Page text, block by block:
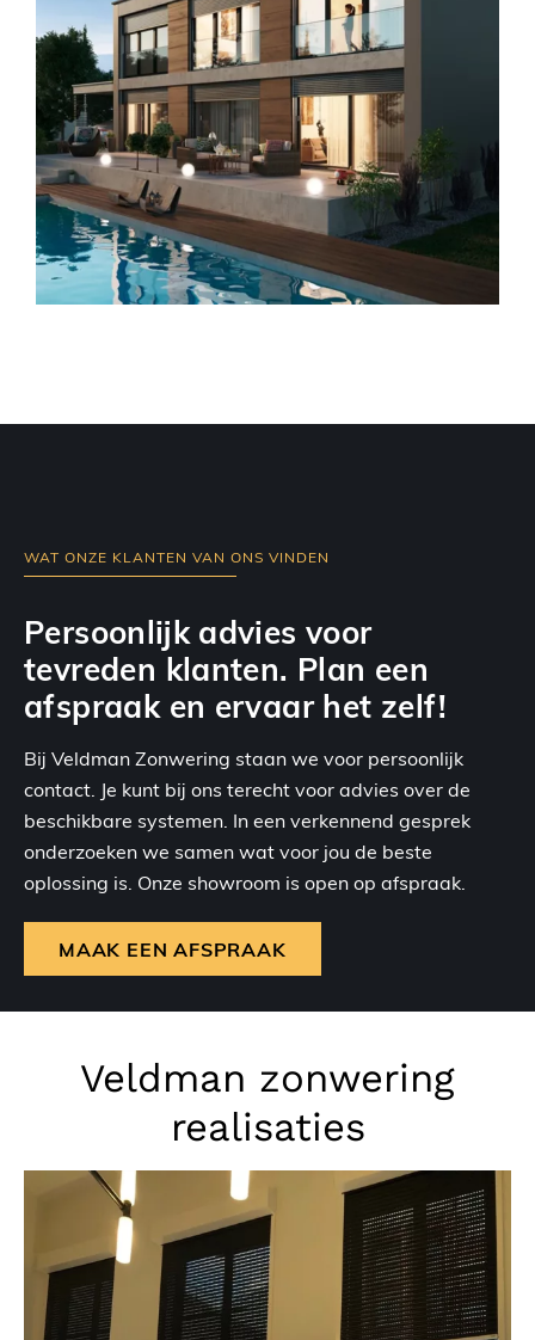
WAT ONZE KLANTEN VAN ONS VINDEN
Persoonlijk advies voor
tevreden klanten. Plan een
afspraak en ervaar het zelf!
Bij Veldman Zonwering staan we voor persoonlijk
contact. Je kunt bij ons terecht voor advies over de
beschikbare systemen. In een verkennend gesprek
onderzoeken we samen wat voor jou de beste
oplossing is. Onze showroom is open op afspraak.
MAAK EEN AFSPRAAK
Veldman zonwering
realisaties